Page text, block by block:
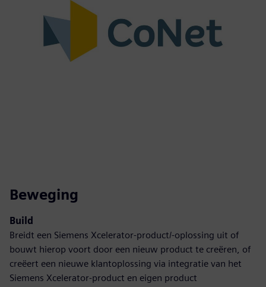
Beweging
Build
Breidt een Siemens Xcelerator-product/-oplossing uit of
bouwt hierop voort door een nieuw product te creëren, of
creëert een nieuwe klantoplossing via integratie van het
Siemens Xcelerator-product en eigen product